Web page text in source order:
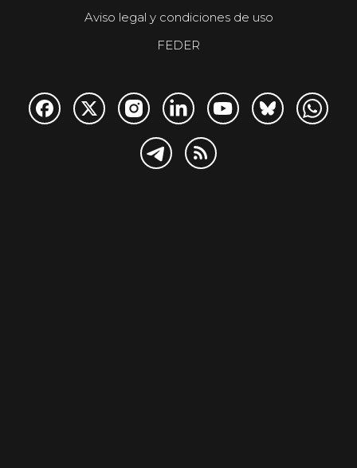
Aviso legal y condiciones de uso
FEDER